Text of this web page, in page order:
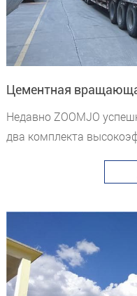
Недавно ZOOMJO
два комплекта